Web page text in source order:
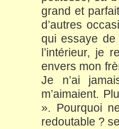
grand et
d’autres
qui essaye
l’intérieur, je
envers mon
Je n’ai
m’aimaient.
». Pourquoi
redoutable ?